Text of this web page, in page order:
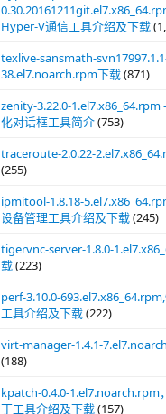
Hyper-V通信工具介绍及下载
texlive-sansmath-
38.el7.noarch.rpm下载(871)
zenity-3.22.0-1.el7.x86_64.rpm
化对话框工具简介(753)
traceroute-2.0.22-
(255)
ipmitool-1.8.18-
设备管理工具介绍及下载(245)
tigervnc-server-1.8.0-
载(223)
perf-3.10.0-
工具介绍及下载(222)
virt-manager-1.4.1-
(188)
kpatch-0.4.0-1.el7.noarch.rpm
丁工具介绍及下载(157)